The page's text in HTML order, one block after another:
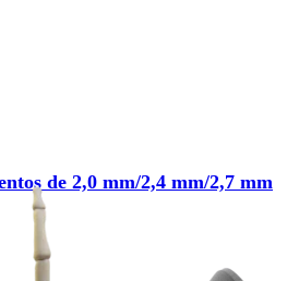
de 2,0 mm/2,4 mm/2,7 mm